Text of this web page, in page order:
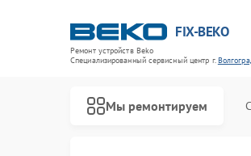
FIX-BEKO
Ремонт устройств Beko
Специализированный cервисный центр г.
Мы ремонтируем